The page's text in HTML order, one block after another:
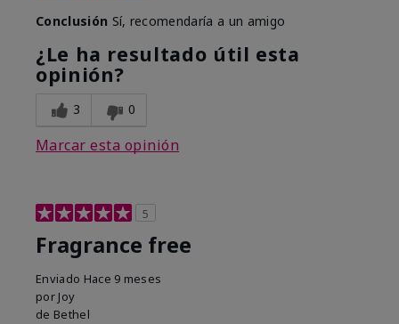
Conclusión Sí, recomendaría a un amigo
¿Le ha resultado útil esta
opinión?
3 0
Marcar esta opinión
5
Fragrance free
Enviado Hace 9 meses
por Joy
de Bethel